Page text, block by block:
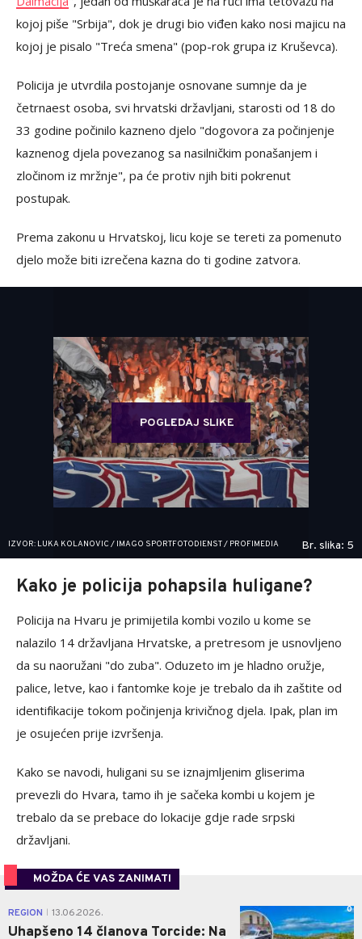
kojoj piše "Srbija", dok je drugi bio viđen kako nosi majicu na
kojoj je pisalo "Treća smena" (pop-rok grupa iz Kruševca).
Policija je utvrdila postojanje osnovane sumnje da je
četrnaest osoba, svi hrvatski državljani, starosti od 18 do
33 godine počinilo kazneno djelo "dogovora za počinjenje
kaznenog djela povezanog sa nasilničkim ponašanjem i
zločinom iz mržnje", pa će protiv njih biti pokrenut
postupak.
Prema zakonu u Hrvatskoj, licu koje se tereti za pomenuto
djelo može biti izrečena kazna do ti godine zatvora.
POGLEDAJ SLIKE
IZVOR: LUKA KOLANOVIC / IMAGO SPORTFOTODIENST / PROFIMEDIA Br. slika: 5
Kako je policija pohapsila huligane?
Policija na Hvaru je primijetila kombi vozilo u kome se
nalazilo 14 državljana Hrvatske, a pretresom je usnovljeno
da su naoružani "do zuba". Oduzeto im je hladno oružje,
palice, letve, kao i fantomke koje je trebalo da ih zaštite od
identifikacije tokom počinjenja krivičnog djela. Ipak, plan im
je osujećen prije izvršenja.
Kako se navodi, huligani su se iznajmljenim gliserima
prevezli do Hvara, tamo ih je sačeka kombi u kojem je
trebalo da se prebace do lokacije gdje rade srpski
državljani.
MOŽDA ĆE VAS ZANIMATI
REGION 13.06.2026.
Uhapšeno 14 članova Torcide: Na
0